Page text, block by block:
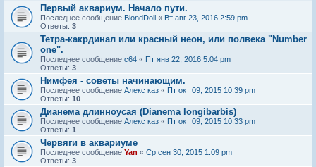
Первый аквариум. Начало пути.
Последнее сообщение BlondDoll « Вт авг 23, 2016 2:59 pm
Ответы: 3
Тетра-какрдинал или красный неон, или полвека "Number
one".
Последнее сообщение c64 « Пт янв 22, 2016 5:04 pm
Ответы: 3
Нимфея - советы начинающим.
Последнее сообщение Алекс каз « Пт окт 09, 2015 10:39 pm
Ответы: 10
Дианема длинноусая (Dianema longibarbis)
Последнее сообщение Алекс каз « Пт окт 09, 2015 10:33 pm
Ответы: 1
Червяги в аквариуме
Последнее сообщение Yan « Ср сен 30, 2015 1:09 pm
Ответы: 3